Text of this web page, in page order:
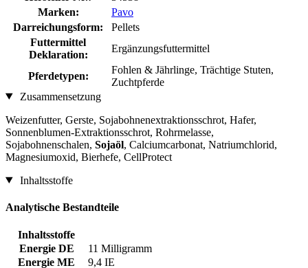
Marken:
Pavo
Darreichungsform:
Pellets
Futtermittel
Deklaration:
Ergänzungsfuttermittel
Pferdetypen:
Fohlen & Jährlinge, Trächtige Stuten,
Zuchtpferde
Zusammensetzung
Weizenfutter, Gerste, Sojabohnenextraktionsschrot, Hafer,
Sonnenblumen-Extraktionsschrot, Rohrmelasse,
Sojabohnenschalen, Sojaöl, Calciumcarbonat, Natriumchlorid,
Magnesiumoxid, Bierhefe, CellProtect
Inhaltsstoffe
Analytische Bestandteile
Inhaltsstoffe
Energie DE
11 Milligramm
Energie ME
9,4 IE